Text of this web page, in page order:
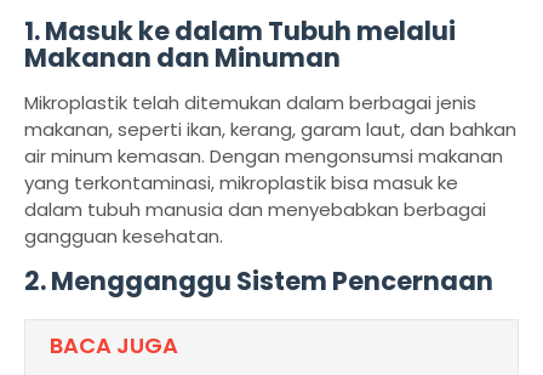
1.Masuk ke dalam Tubuh melalui
Makanan dan Minuman
Mikroplastik telah ditemukan dalam berbagai jenis
makanan, seperti ikan, kerang, garam laut, dan bahkan
air minum kemasan. Dengan mengonsumsi makanan
yang terkontaminasi, mikroplastik bisa masuk ke
dalam tubuh manusia dan menyebabkan berbagai
gangguan kesehatan.
2.Mengganggu Sistem Pencernaan
BACA JUGA